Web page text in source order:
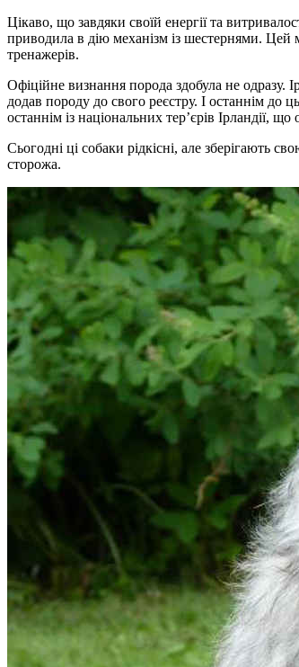
Цікаво, що завдяки своїй енергії та
приводила в дію механізм із шестернями. Цей
тренажерів.
Офіційне визнання порода здобула не
додав породу до свого реєстру. І останнім
останнім із національних тер’єрів Ірландії,
Сьогодні ці собаки рідкісні, але зберігають
сторожа.